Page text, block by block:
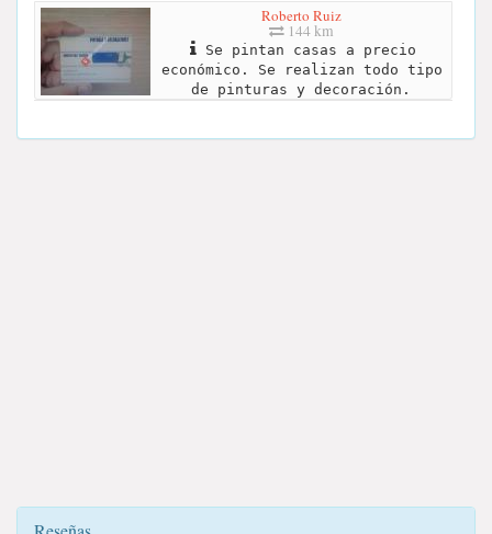
Roberto Ruiz
144 km
Se pintan casas a precio
económico. Se realizan todo tipo
de pinturas y decoración.